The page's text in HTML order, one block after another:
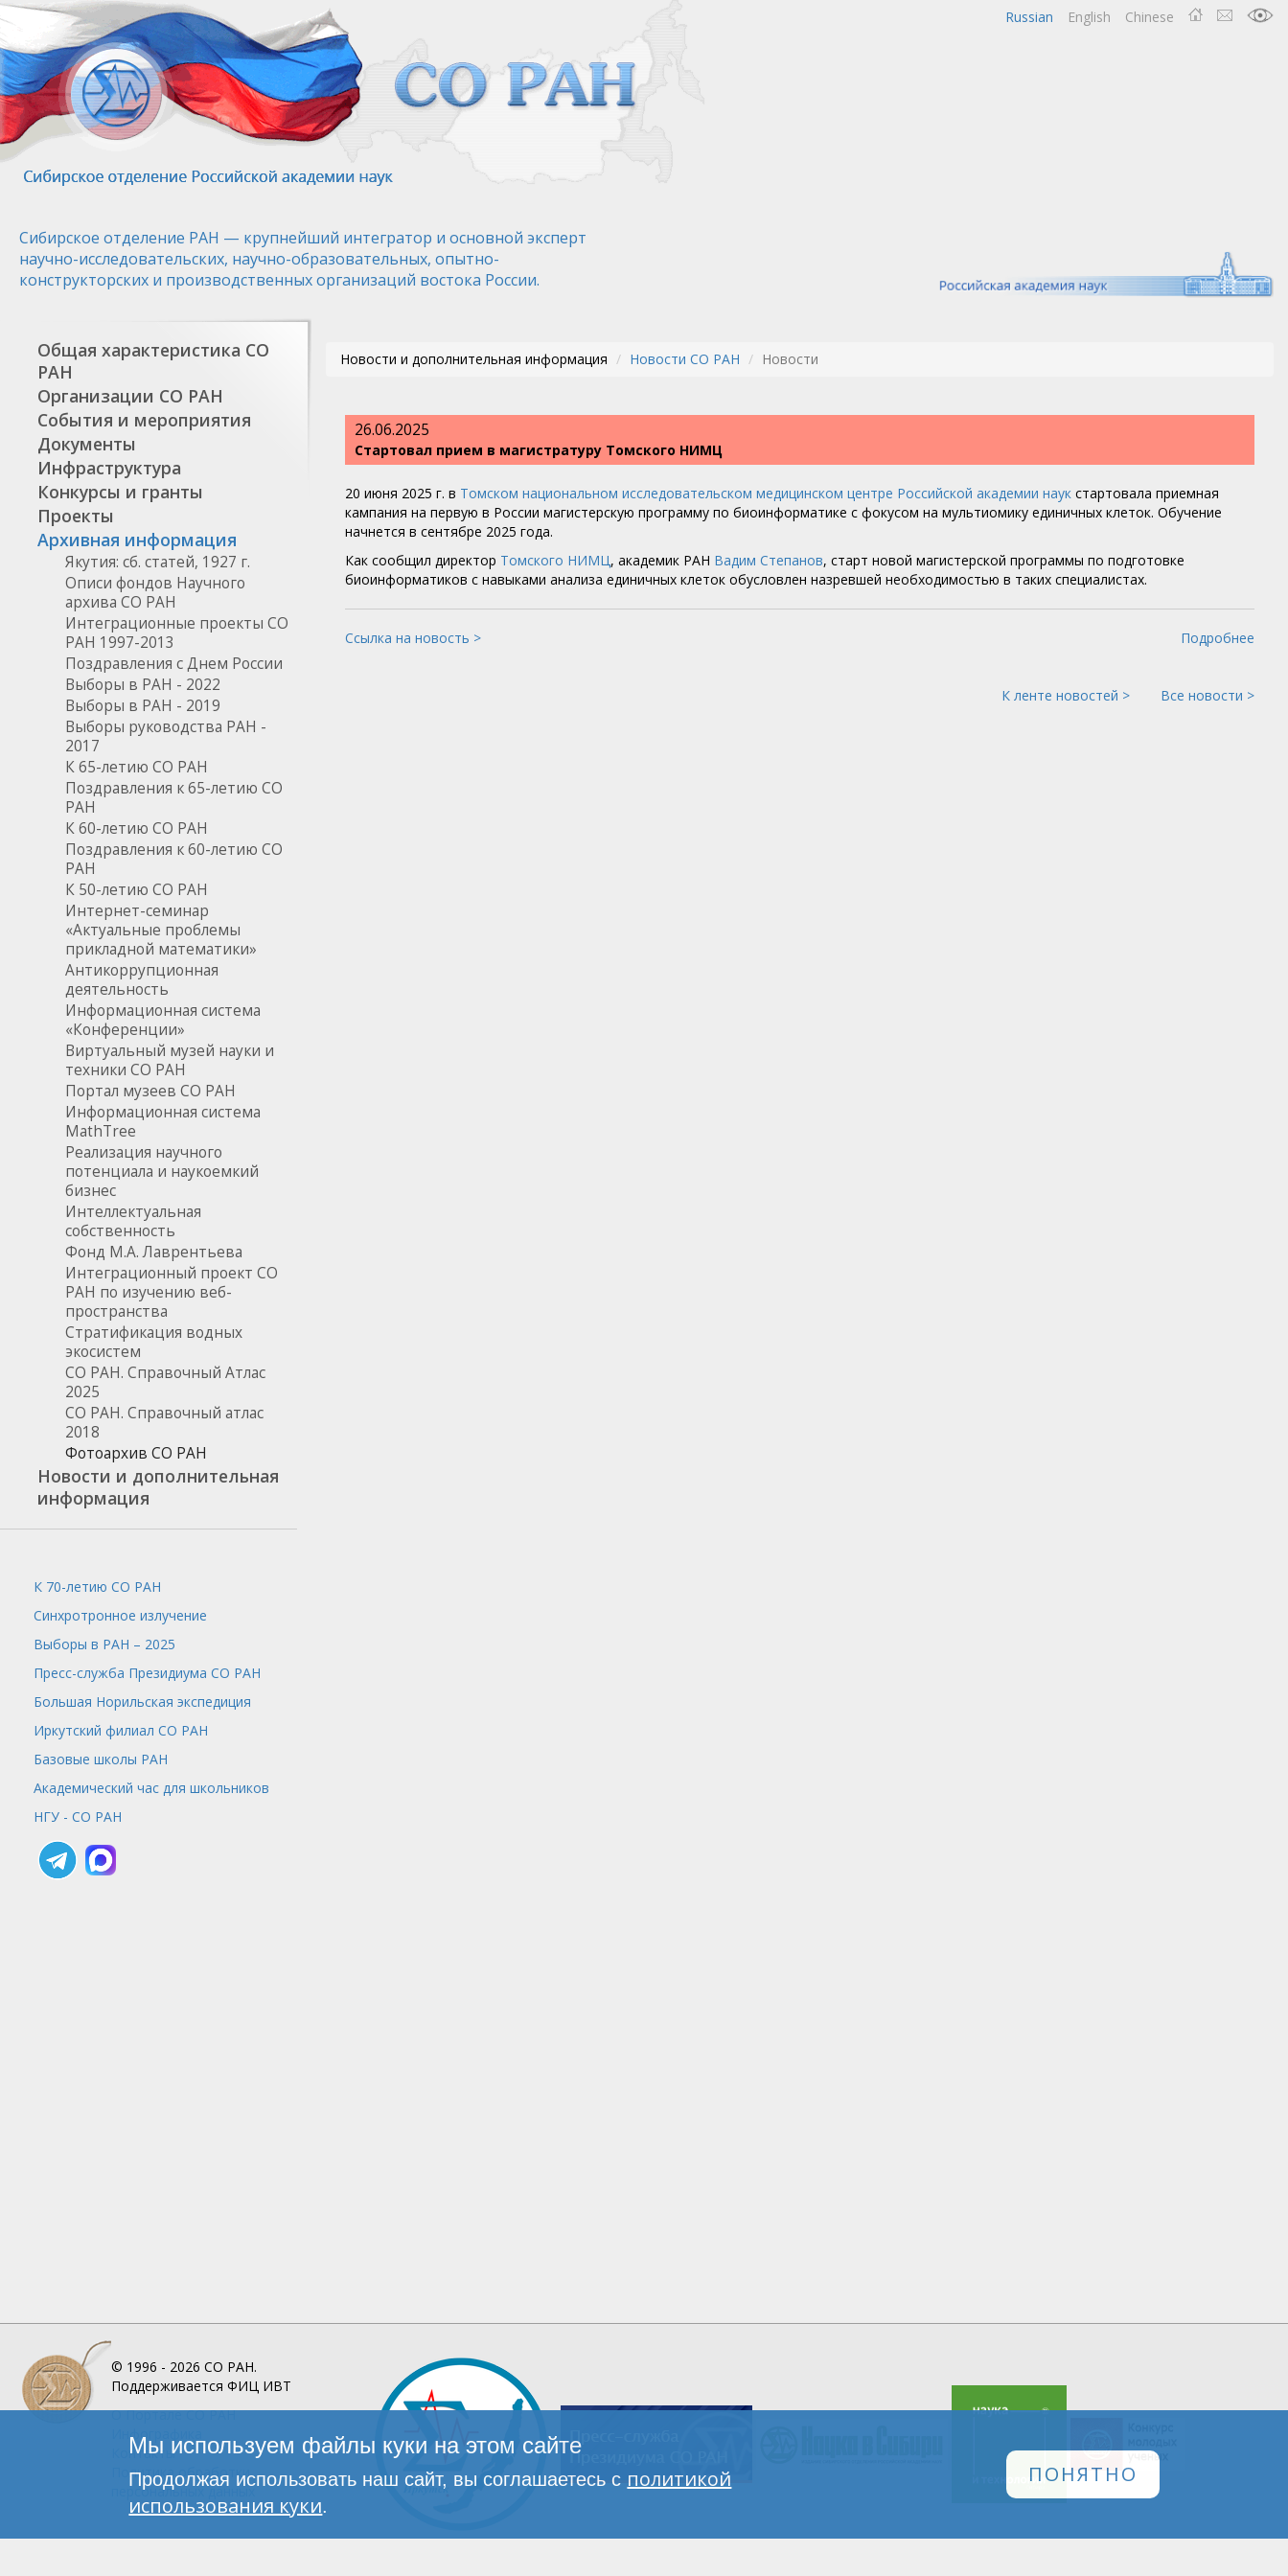
Перейти
основному
содержанию
Chinese
English
Russian
Сибирское отделение РАН — крупнейший интегратор и основной эксперт
научно-исследовательских, научно-образовательных, опытно-
конструкторских и производственных организаций востока России.
Общая характеристика СО
РАН
Организации СО РАН
События и мероприятия
Документы
Инфраструктура
Конкурсы и гранты
Проекты
Архивная информация
Якутия: сб. статей, 1927 г.
Описи фондов Научного
архива СО РАН
Интеграционные проекты СО
РАН 1997-2013
Поздравления с Днем России
Выборы в РАН - 2022
Выборы в РАН - 2019
Выборы руководства РАН -
2017
К 65-летию СО РАН
Поздравления к 65-летию СО
РАН
К 60-летию СО РАН
Поздравления к 60-летию СО
РАН
К 50-летию СО РАН
Интернет-семинар
«Актуальные проблемы
прикладной математики»
Антикоррупционная
деятельность
Информационная система
«Конференции»
Виртуальный музей науки и
техники СО РАН
Портал музеев СО РАН
Информационная система
MathTree
Реализация научного
потенциала и наукоемкий
бизнес
Интеллектуальная
собственность
Фонд М.А. Лаврентьева
Интеграционный проект СО
РАН по изучению веб-
пространства
Стратификация водных
экосистем
СО РАН. Справочный Атлас
2025
СО РАН. Справочный атлас
2018
Фотоархив СО РАН
Новости и дополнительная
информация
К 70-летию СО РАН
Синхротронное излучение
Выборы в РАН – 2025
Пресс-служба Президиума СО РАН
Большая Норильская экспедиция
Иркутский филиал СО РАН
Базовые школы РАН
Академический час для школьников
НГУ - СО РАН
Новости и дополнительная информация Новости СО РАН Новости
26.06.2025
Стартовал прием в магистратуру Томского НИМЦ
20 июня 2025 г. в Томском национальном исследовательском медицинском центре Российской академии наукстартовала приемная
кампания на первую в России магистерскую программу по биоинформатике с фокусом на мультиомику единичных клеток. Обучение
начнется в сентябре 2025 года.
Как сообщил директор Томского НИМЦ, академик РАН Вадим Степанов, старт новой магистерской программы по подготовке
биоинформатиков с навыками анализа единичных клеток обусловлен назревшей необходимостью в таких специалистах.
Ссылка на новость > Подробнее
К ленте новостей > Все новости >
© 1996 - 2026 СО РАН.
Поддерживается ФИЦ ИВТ
О ПорталеСО РАН
Инфографика
Контакты
Политика обработки
персональных данных
Мы используем файлы куки на этом сайте
Продолжая использовать наш сайт, вы соглашаетесь с политикой
использования куки.
ПОНЯТНО